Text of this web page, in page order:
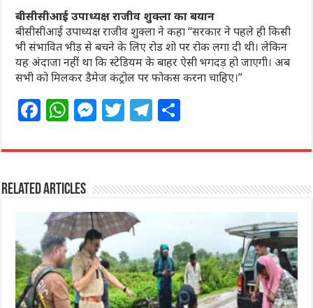
बीसीसीआई उपाध्यक्ष राजीव शुक्ला का बयान
बीसीसीआई उपाध्यक्ष राजीव शुक्ला ने कहा “सरकार ने पहले ही किसी
भी संभावित भीड़ से बचने के लिए रोड शो पर रोक लगा दी थी। लेकिन
यह अंदाजा नहीं था कि स्टेडियम के बाहर ऐसी भगदड़ हो जाएगी। अब
सभी को मिलकर डैमेज कंट्रोल पर फोकस करना चाहिए।”
F
c
e
b
o
o
k
W
at
s
A
p
p
M
ss
n
g
e
r
T
itt
r
T
e
ra
ar
Related Articles